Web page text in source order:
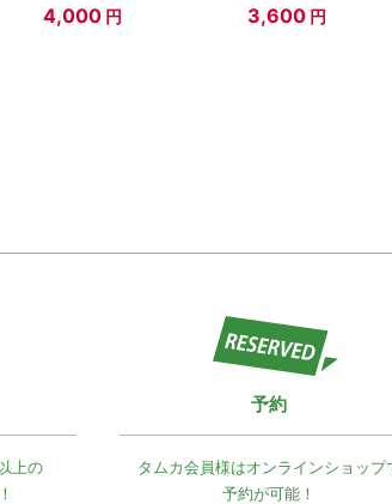
4,000 円 3,600 円
上の
予約
タムカ会員様はオンラインショップ
予約が可能！